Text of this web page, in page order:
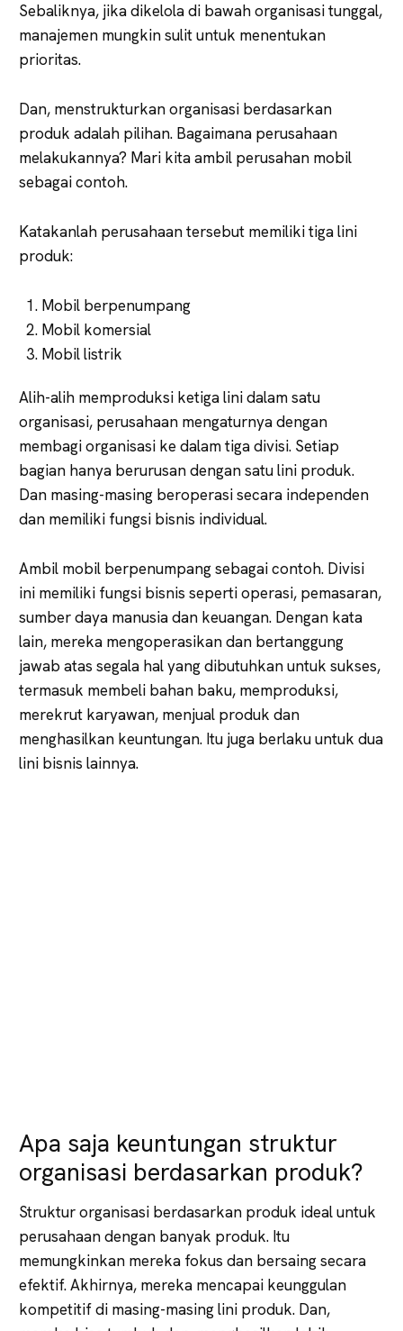
Sebaliknya, jika dikelola di bawah organisasi tunggal,
manajemen mungkin sulit untuk menentukan
prioritas.
Dan, menstrukturkan organisasi berdasarkan
produk adalah pilihan. Bagaimana perusahaan
melakukannya? Mari kita ambil perusahan mobil
sebagai contoh.
Katakanlah perusahaan tersebut memiliki tiga lini
produk:
Mobil berpenumpang
Mobil komersial
Mobil listrik
Alih-alih memproduksi ketiga lini dalam satu
organisasi, perusahaan mengaturnya dengan
membagi organisasi ke dalam tiga divisi. Setiap
bagian hanya berurusan dengan satu lini produk.
Dan masing-masing beroperasi secara independen
dan memiliki fungsi bisnis individual.
Ambil mobil berpenumpang sebagai contoh. Divisi
ini memiliki fungsi bisnis seperti operasi, pemasaran,
sumber daya manusia dan keuangan. Dengan kata
lain, mereka mengoperasikan dan bertanggung
jawab atas segala hal yang dibutuhkan untuk sukses,
termasuk membeli bahan baku, memproduksi,
merekrut karyawan, menjual produk dan
menghasilkan keuntungan. Itu juga berlaku untuk dua
lini bisnis lainnya.
Apa saja keuntungan struktur
organisasi berdasarkan produk?
Struktur organisasi berdasarkan produk ideal untuk
perusahaan dengan banyak produk. Itu
memungkinkan mereka fokus dan bersaing secara
efektif. Akhirnya, mereka mencapai keunggulan
kompetitif di masing-masing lini produk. Dan,